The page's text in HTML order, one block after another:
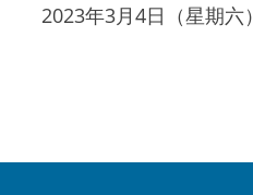
2023年3月4日（星期六）